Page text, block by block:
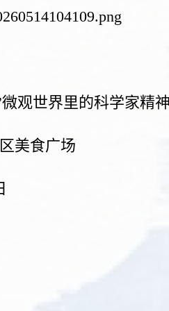
观世界里的科学家精
美食广场